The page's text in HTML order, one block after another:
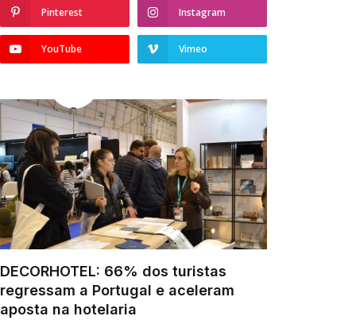
Pinterest Instagram
YouTube Vimeo
DECORHOTEL: 66% dos turistas
regressam a Portugal e aceleram
aposta na hotelaria